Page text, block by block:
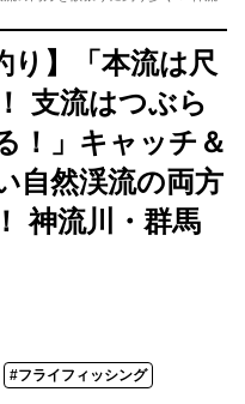
り】「本流は尺
支流はつぶら
！」キャッチ＆
自然渓流の両方
神流川・群馬
#フライフィッシング